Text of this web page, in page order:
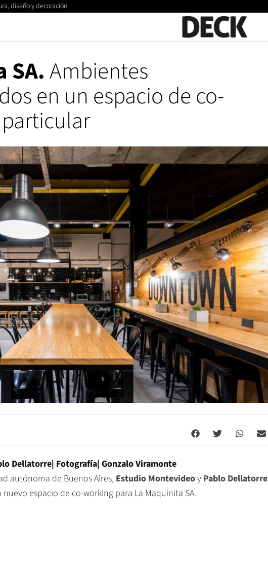
diseño y decoración.
SA.Ambientes
en un espacio de co-
Dellatorre| Fotografía| Gonzalo Viramonte
autónoma de Buenos Aires, Estudio Montevideoy Pablo Dellatorre
espacio de co-working para La Maquinita SA.